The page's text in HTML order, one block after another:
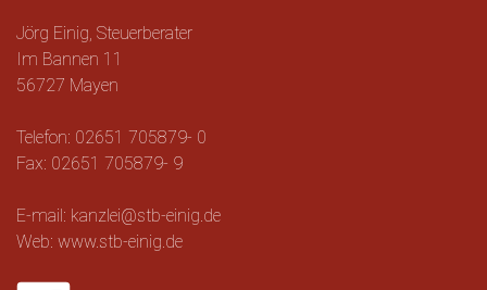
Jörg Einig, Steuerberater
Im Bannen 11
56727 Mayen
Telefon: 02651 705879- 0
Fax: 02651 705879- 9
E-mail: kanzlei@stb-einig.de
Web: www.stb-einig.de